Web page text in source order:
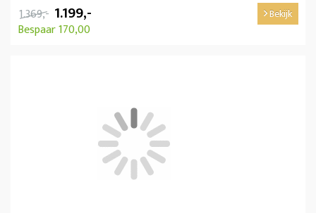
1.369,- 1.199,-
Bespaar 170,00
Bekijk